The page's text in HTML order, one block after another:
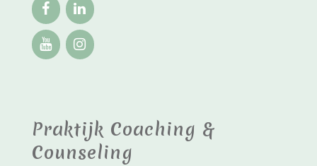
Praktijk Coaching &
Counseling